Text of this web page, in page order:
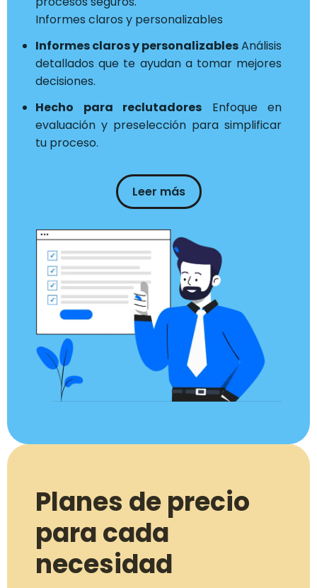
Informes claros y personalizables
Informes claros y personalizablesAnálisis
detallados que te ayudan a tomar mejores
decisiones.
Hecho para reclutadores Enfoque en
evaluación y preselección para simplificar
tu proceso.
Leer más
Planes de precio
para cada
necesidad